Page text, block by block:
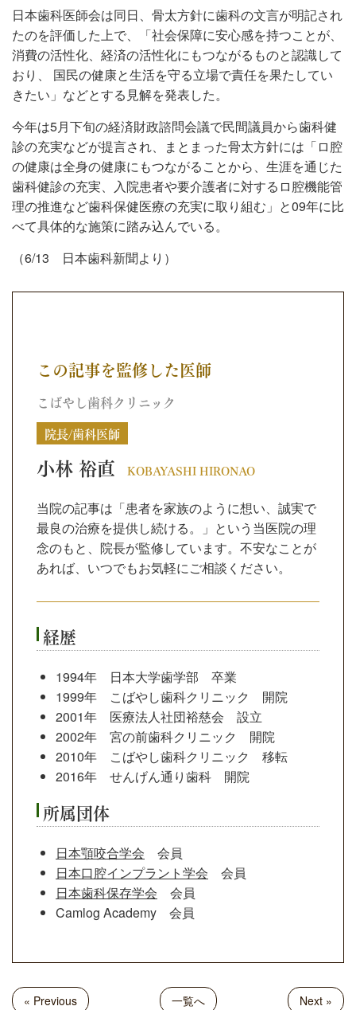
日本歯科医師会は同日、骨太方針に歯科の文言が明記され
たのを評価した上で、「社会保障に安心感を持つことが、
消費の活性化、経済の活性化にもつながるものと認識して
おり、 国民の健康と生活を守る立場で責任を果たしてい
きたい」などとする見解を発表した。
今年は5月下旬の経済財政諮問会議で民間議員から歯科健
診の充実などが提言され、まとまった骨太方針には「ロ腔
の健康は全身の健康にもつながることから、生涯を通じた
歯科健診の充実、入院患者や要介護者に対するロ腔機能管
理の推進など歯科保健医療の充実に取り組む」と09年に比
べて具体的な施策に踏み込んでいる。
（6/13 日本歯科新聞より）
この記事を監修した医師
こばやし歯科クリニック
院長/歯科医師
小林 裕直 KOBAYASHI HIRONAO
当院の記事は「患者を家族のように想い、誠実で
最良の治療を提供し続ける。」という当医院の理
念のもと、院長が監修しています。不安なことが
あれば、いつでもお気軽にご相談ください。
経歴
1994年 日本大学歯学部 卒業
1999年 こばやし歯科クリニック 開院
2001年 医療法人社団裕慈会 設立
2002年 宮の前歯科クリニック 開院
2010年 こばやし歯科クリニック 移転
2016年 せんげん通り歯科 開院
所属団体
日本顎咬合学会 会員
日本口腔インプラント学会 会員
日本歯科保存学会 会員
Camlog Academy 会員
« Previous 一覧へ Next »